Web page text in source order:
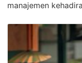
manajemen